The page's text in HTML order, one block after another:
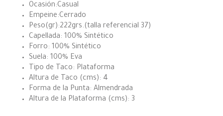
Ocasión:Casual
Empeine:Cerrado
Peso(gr):222grs.(talla referencial 37)
Capellada: 100% Sintético
Forro: 100% Sintético
Suela: 100% Eva
Tipo de Taco: Plataforma
Altura de Taco (cms): 4
Forma de la Punta: Almendrada
Altura de la Plataforma (cms): 3